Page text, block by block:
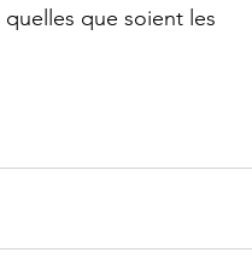
que soient les